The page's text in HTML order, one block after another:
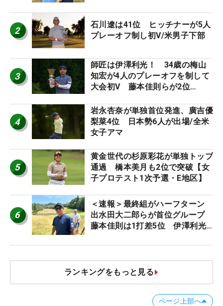
STAGE JOYX OPEN】
2
石川遼は41位 ヒッチナーが5人
プレーオフ制し初V/米男子下部
3
師匠は伊澤利光！ 34歳の梅山
知宏が4人のプレーオフを制して
大会初V 藤本佳則らが2位
4
岩永杏奈が単独首位発進、廣吉優
梨菜4位 日本勢6人が出場/全米
女子アマ
5
黄金世代の杉原彩花が単独トップ
通過 橋本美月も2位で突破【女
子プロテスト1次予選・E地区】
6
＜速報＞最終組がハーフターン
出水田大二郎らが首位グループ
藤本佳則は1打差5位 伊澤利光
JOYX OPEN】
ランキングをもっと見る
ページ上部へ